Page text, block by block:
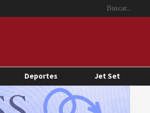
Deportes Jet Set